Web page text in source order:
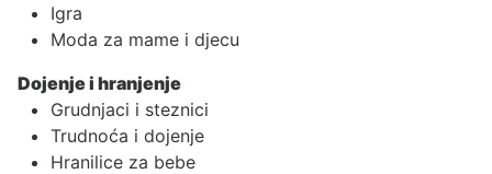
Igra
Moda za mame i djecu
Dojenje i hranjenje
Grudnjaci i steznici
Trudnoća i dojenje
Hranilice za bebe